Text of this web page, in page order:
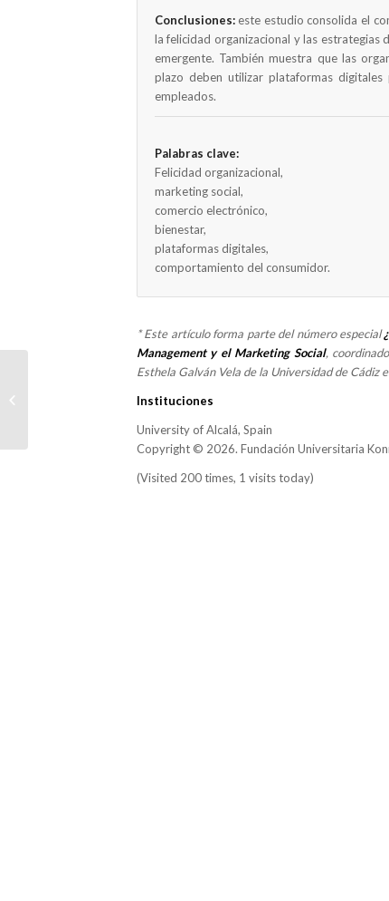
Conclusiones:este estudio consolida el
la felicidad organizacional y las estrategias
emergente. También muestra que las
plazo deben utilizar plataformas
empleados.
Palabras clave:
Felicidad organizacional,
marketing social,
comercio electrónico,
bienestar,
plataformas digitales,
comportamiento del consumidor.
* Este artículo forma parte del número especial
Management y el Marketing Social,
Esthela Galván Vela de la Universidad de Cádiz
Instituciones
University of Alcalá, Spain
Copyright © 2026. Fundación Universitaria
(Visited 200 times, 1 visits today)
Synthetic index for the evaluation of
territorial poverty in the